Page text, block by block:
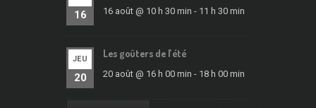
16 16 août @ 10 h 30 min - 11 h 30 min
JEU
20
Les goûters de l’été
20 août @ 16 h 00 min - 18 h 00 min